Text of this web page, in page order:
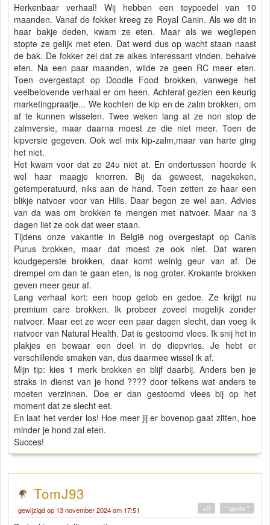
Herkenbaar verhaal! Wij hebben een toypoedel van 10
maanden. Vanaf de fokker kreeg ze Royal Canin. Als we dit in
haar bakje deden, kwam ze eten. Maar als we wegliepen
stopte ze gelijk met eten. Dat werd dus op wacht staan naast
de bak. De fokker zei dat ze alkes interessant vinden, behalve
eten. Na een paar maanden, wilde ze geen RC meer eten.
Toen overgestapt op Doodle Food brokken, vanwege het
veelbelovende verhaal er om heen. Achteraf gezien een keurig
marketingpraatje... We kochten de kip en de zalm brokken, om
af te kunnen wisselen. Twee weken lang at ze non stop de
zalmversie, maar daarna moest ze die niet meer. Toen de
kipversie gegeven. Ook wel mix kip-zalm,maar van harte ging
het niet.
Het kwam voor dat ze 24u niet at. En ondertussen hoorde ik
wel haar maagje knorren. Bij da geweest, nagekeken,
getemperatuurd, niks aan de hand. Toen zetten ze haar een
blikje natvoer voor van Hills. Daar begon ze wel aan. Advies
van da was om brokken te mengen met natvoer. Maar na 3
dagen liet ze ook dat weer staan.
Tijdens onze vakantie in België nog overgestapt op Canis
Purus brokken, maar dat moest ze ook niet. Dat waren
koudgeperste brokken, daar komt weinig geur van af. De
drempel om dan te gaan eten, is nog groter. Krokante brokken
geven meer geur af.
Lang verhaal kort: een hoop getob en gedoe. Ze krijgt nu
premium care brokken. Ik probeer zoveel mogelijk zonder
natvoer. Maar eet ze weer een paar dagen slecht, dan voeg ik
natvoer van Natural Health. Dat is gestoomd vlees. Ik snij het in
plakjes en bewaar een deel in de diepvries. Je hebt er
verschillende smaken van, dus daarmee wissel ik af.
Mijn tip: kies 1 merk brokken en blijf daarbij. Anders ben je
straks in dienst van je hond ???? door telkens wat anders te
moeten verzinnen. Doe er dan gestoomd vlees bij op het
moment dat ze slecht eet.
En laat het verder los! Hoe meer jij er bovenop gaat zitten, hoe
minder je hond zal eten.
Succes!
TomJ93
gewijzigd op 13 november 2024 om 17:51 " quote "
+0